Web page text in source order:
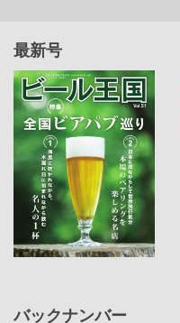
最新号
バックナンバー